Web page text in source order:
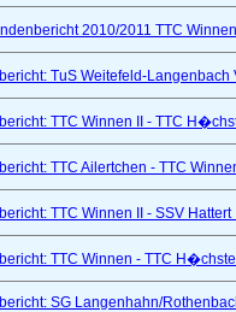
2010/2011 TTC
TuS Weitefeld-
TTC Winnen II - TTC
TTC Ailertchen - TTC
TTC Winnen II - SSV
TTC Winnen - TTC
SG Langenhahn/